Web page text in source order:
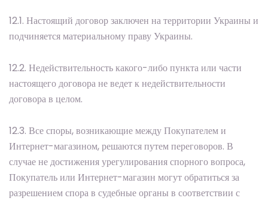
12.1. Настоящий договор заключен на территории Украины и
подчиняется материальному праву Украины.
12.2. Недействительность какого-либо пункта или части
настоящего договора не ведет к недействительности
договора в целом.
12.3. Все споры, возникающие между Покупателем и
Интернет-магазином, решаются путем переговоров. В
случае не достижения урегулирования спорного вопроса,
Покупатель или Интернет-магазин могут обратиться за
разрешением спора в судебные органы в соответствии с